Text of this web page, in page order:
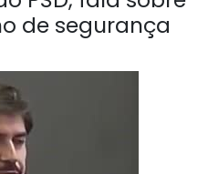
de segurança